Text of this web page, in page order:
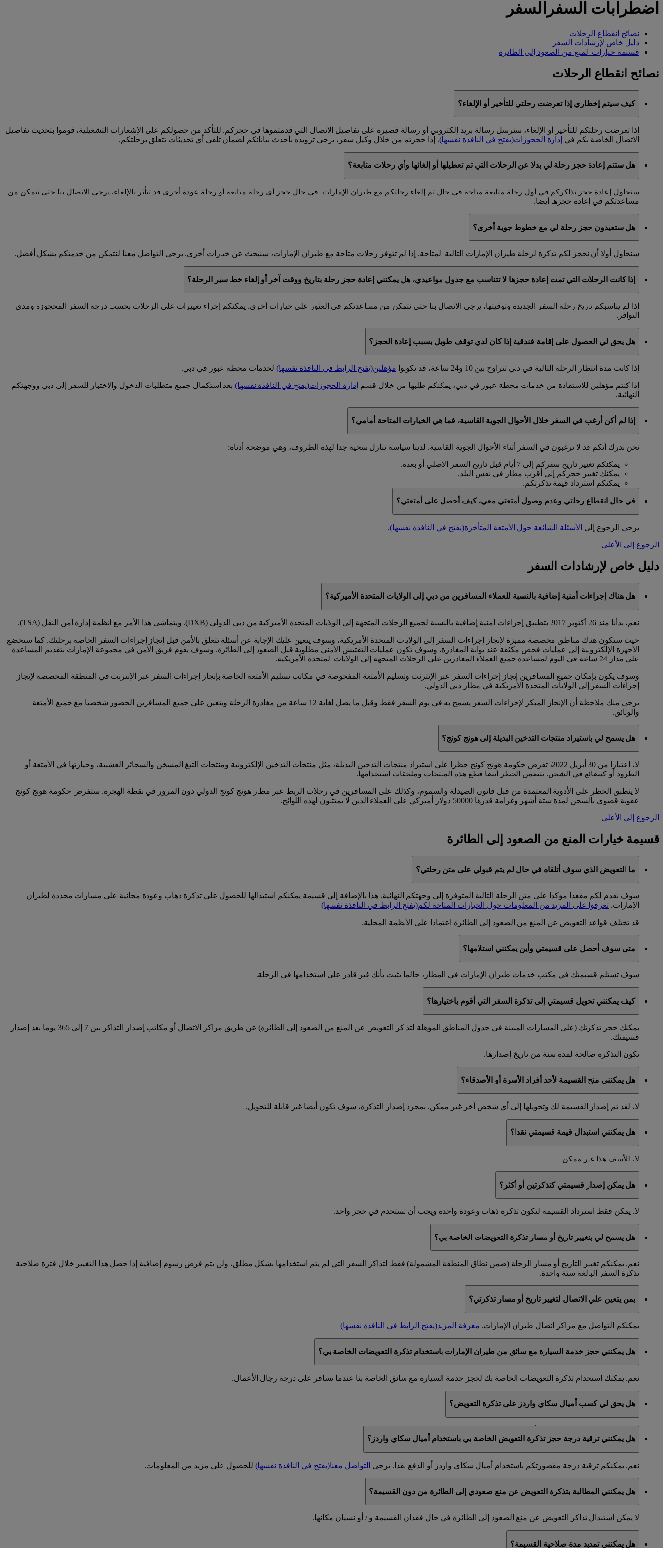
اضطرابات السفرالسفر
نصائح انقطاع الرحلات
دليل خاص لإرشادات السفر
قسيمة خيارات المنع من الصعود إلى الطائرة
نصائح انقطاع الرحلات
كيف سيتم إخطاري إذا تعرضت رحلتي للتأخير أو الإلغاء؟
إذا تعرضت رحلتكم للتأخير أو الإلغاء، سنرسل رسالة بريد إلكتروني أو رسالة قصيرة على تفاصيل الاتصال التي قدمتموها في حجزكم. للتأكد من حصولكم على الإشعارات التشغيلية، قوموا بتحديث تفاصيل
الاتصال الخاصة بكم في إدارة الحجوزات(يفتح في النافذة نفسها). إذا حجزتم من خلال وكيل سفر، يرجى تزويده بأحدث بياناتكم لضمان تلقي أي تحديثات تتعلق برحلتكم.
هل ستتم إعادة حجز رحلة لي بدلا عن الرحلات التي تم تعطيلها أو إلغائها وأي رحلات متابعة؟
سنحاول إعادة حجز تذاكركم في أول رحلة متابعة متاحة في حال تم إلغاء رحلتكم مع طيران الإمارات. في حال حجز أي رحلة متابعة أو رحلة عودة أخرى قد تتأثر بالإلغاء، يرجى الاتصال بنا حتى نتمكن من
مساعدتكم في إعادة حجزها أيضا.
هل ستعيدون حجز رحلة لي مع خطوط جوية أخرى؟
سنحاول أولا أن نحجز لكم تذكرة لرحلة طيران الإمارات التالية المتاحة. إذا لم تتوفر رحلات متاحة مع طيران الإمارات، سنبحث عن خيارات أخرى. يرجى التواصل معنا لنتمكن من خدمتكم بشكل أفضل.
إذا كانت الرحلات التي تمت إعادة حجزها لا تتناسب مع جدول مواعيدي، هل يمكنني إعادة حجز رحلة بتاريخ ووقت آخر أو إلغاء خط سير الرحلة؟
إذا لم يناسبكم تاريخ رحلة السفر الجديدة وتوقيتها، يرجى الاتصال بنا حتى نتمكن من مساعدتكم في العثور على خيارات أخرى. يمكنكم إجراء تغييرات على الرحلات بحسب درجة السفر المحجوزة ومدى
التوافر.
هل يحق لي الحصول على إقامة فندقية إذا كان لدي توقف طويل بسبب إعادة الحجز؟
إذا كانت مدة انتظار الرحلة التالية في دبي تتراوح بين 10 و24 ساعة، قد تكونوا مؤهلين(يفتح الرابط في النافذة نفسها) لخدمات محطة عبور في دبي.
إذا كنتم مؤهلين للاستفادة من خدمات محطة عبور في دبي، يمكنكم طلبها من خلال قسم إدارة الحجوزات(يفتح في النافذة نفسها) بعد استكمال جميع متطلبات الدخول والاختبار للسفر إلى دبي ووجهتكم
النهائية.
إذا لم أكن أرغب في السفر خلال الأحوال الجوية القاسية، فما هي الخيارات المتاحة أمامي؟
نحن ندرك أنكم قد لا ترغبون في السفر أثناء الأحوال الجوية القاسية. لدينا سياسة تنازل سخية جدا لهذه الظروف، وهي موضحة أدناه:
يمكنكم تغيير تاريخ سفركم إلى 7 أيام قبل تاريخ السفر الأصلي أو بعده.
يمكنك تغيير حجزكم إلى أقرب مطار في نفس البلد.
يمكنكم استرداد قيمة تذكرتكم.
في حال انقطاع رحلتي وعدم وصول أمتعتي معي، كيف أحصل على أمتعتي؟
يرجى الرجوع إلى الأسئلة الشائعة حول الأمتعة المتأخرة(يفتح في النافذة نفسها).
الرجوع إلى الأعلى
دليل خاص لإرشادات السفر
هل هناك إجراءات أمنية إضافية بالنسبة للعملاء المسافرين من دبي إلى الولايات المتحدة الأميركية؟
نعم، بدأنا منذ 26 أكتوبر 2017 بتطبيق إجراءات أمنية إضافية بالنسبة لجميع الرحلات المتجهة إلى الولايات المتحدة الأميركية من دبي الدولي (DXB). ويتماشى هذا الأمر مع أنظمة إدارة أمن النقل (TSA).
حيث ستكون هناك مناطق مخصصة مميزة لإنجاز إجراءات السفر إلى الولايات المتحدة الأمريكية، وسوف يتعين عليك الإجابة عن أسئلة تتعلق بالأمن قبل إنجاز إجراءات السفر الخاصة برحلتك. كما ستخضع
الأجهزة الإلكترونية إلى عمليات فحص مكثفة عند بوابة المغادرة، وسوف تكون عمليات التفتيش الأمني مطلوبة قبل الصعود إلى الطائرة. وسوف يقوم فريق الأمن في مجموعة الإمارات بتقديم المساعدة
على مدار 24 ساعة في اليوم لمساعدة جميع العملاء المغادرين على الرحلات المتجهة إلى الولايات المتحدة الأمريكية.
وسوف يكون بإمكان جميع المسافرين إنجاز إجراءات السفر عبر الإنترنت وتسليم الأمتعة المفحوصة في مكاتب تسليم الأمتعة الخاصة بإنجاز إجراءات السفر عبر الإنترنت في المنطقة المخصصة لإنجاز
إجراءات السفر إلى الولايات المتحدة الأمريكية في مطار دبي الدولي.
يرجى منك ملاحظة أن الإنجاز المبكر لإجراءات السفر يسمح به في يوم السفر فقط وقبل ما يصل لغاية 12 ساعة من مغادرة الرحلة ويتعين على جميع المسافرين الحضور شخصيا مع جميع الأمتعة
والوثائق.
هل يسمح لي باستيراد منتجات التدخين البديلة إلى هونج كونج؟
لا، اعتبارا من 30 أبريل 2022، تفرض حكومة هونج كونج حظرا على استيراد منتجات التدخين البديلة، مثل منتجات التدخين الإلكترونية ومنتجات التبغ المسخن والسجائر العشبية، وحيازتها في الأمتعة أو
الطرود أو كبضائع في الشحن. يتضمن الحظر أيضا قطع هذه المنتجات وملحقات استخدامها.
لا ينطبق الحظر على الأدوية المعتمدة من قبل قانون الصيدلة والسموم، وكذلك على المسافرين في رحلات الربط عبر مطار هونج كونج الدولي دون المرور في نقطة الهجرة. ستفرض حكومة هونج كونج
عقوبة قصوى بالسجن لمدة ستة أشهر وغرامة قدرها 50000 دولار أميركي على العملاء الذين لا يمتثلون لهذه اللوائح.
الرجوع إلى الأعلى
قسيمة خيارات المنع من الصعود إلى الطائرة
ما التعويض الذي سوف أتلقاه في حال لم يتم قبولي على متن رحلتي؟
سوف نقدم لكم مقعدا مؤكدا على متن الرحلة التالية المتوفرة إلى وجهتكم النهائية. هذا بالإضافة إلى قسيمة يمكنكم استبدالها للحصول على تذكرة ذهاب وعودة مجانية على مسارات محددة لطيران
الإمارات. تعرفوا على المزيد من المعلومات حول الخيارات المتاحة لكم(يفتح الرابط في النافذة نفسها)
قد تختلف قواعد التعويض عن المنع من الصعود إلى الطائرة اعتمادا على الأنظمة المحلية.
متى سوف أحصل على قسيمتي وأين يمكنني استلامها؟
سوف تستلم قسيمتك في مكتب خدمات طيران الإمارات في المطار، حالما يثبت بأنك غير قادر على استخدامها في الرحلة.
كيف يمكنني تحويل قسيمتي إلى تذكرة السفر التي أقوم باختيارها؟
يمكنك حجز تذكرتك (على المسارات المبينة في جدول المناطق المؤهلة لتذاكر التعويض عن المنع من الصعود إلى الطائرة) عن طريق مراكز الاتصال أو مكاتب إصدار التذاكر بين 7 إلى 365 يوما بعد إصدار
قسيمتك.
تكون التذكرة صالحة لمدة سنة من تاريخ إصدارها.
هل يمكنني منح القسيمة لأحد أفراد الأسرة أو الأصدقاء؟
لا، لقد تم إصدار القسيمة لك وتحويلها إلى أي شخص آخر غير ممكن. بمجرد إصدار التذكرة، سوف تكون أيضا غير قابلة للتحويل.
هل يمكنني استبدال قيمة قسيمتي نقدا؟
لا، للأسف هذا غير ممكن.
هل يمكن إصدار قسيمتي كتذكرتين أو أكثر؟
لا. يمكن فقط استرداد القسيمة لتكون تذكرة ذهاب وعودة واحدة ويجب أن تستخدم في حجز واحد.
هل يسمح لي بتغيير تاريخ أو مسار تذكرة التعويضات الخاصة بي؟
نعم. يمكنكم تغيير التاريخ أو مسار الرحلة (ضمن نطاق المنطقة المشمولة) فقط لتذاكر السفر التي لم يتم استخدامها بشكل مطلق، ولن يتم فرض رسوم إضافية إذا حصل هذا التغيير خلال فترة صلاحية
تذكرة السفر البالغة سنة واحدة.
بمن يتعين علي الاتصال لتغيير تاريخ أو مسار تذكرتي؟
يمكنكم التواصل مع مراكز اتصال طيران الإمارات. معرفة المزيد(يفتح الرابط في النافذة نفسها)
هل يمكنني حجز خدمة السيارة مع سائق من طيران الإمارات باستخدام تذكرة التعويضات الخاصة بي؟
نعم. يمكنك استخدام تذكرة التعويضات الخاصة بك لحجز خدمة السيارة مع سائق الخاصة بنا عندما تسافر على درجة رجال الأعمال.
هل يحق لي كسب أميال سكاي واردز على تذكرة التعويض؟
هل يمكنني ترقية درجة حجز تذكرة التعويض الخاصة بي باستخدام أميال سكاي واردز؟
نعم. يمكنكم ترقية درجة مقصورتكم باستخدام أميال سكاي واردز أو الدفع نقدا. يرجى التواصل معنا(يفتح في النافذة نفسها) للحصول على مزيد من المعلومات.
هل يمكنني المطالبة بتذكرة التعويض عن منع صعودي إلى الطائرة من دون القسيمة؟
لا يمكن استبدال تذاكر التعويض عن منع الصعود إلى الطائرة في حال فقدان القسيمة و / أو نسيان مكانها.
هل يمكنني تمديد مدة صلاحية القسيمة؟